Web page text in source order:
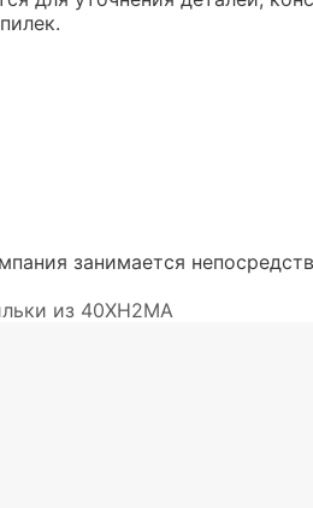
занимается
из 40ХН2МА